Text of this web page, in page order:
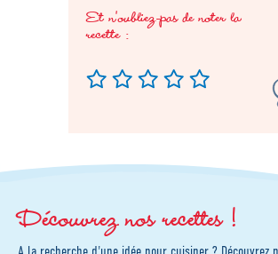
Et n'oubliez-pas de noter la
recette :
Découvrez nos recettes !
A la recherche d'une idée pour cuisiner ? Découvrez